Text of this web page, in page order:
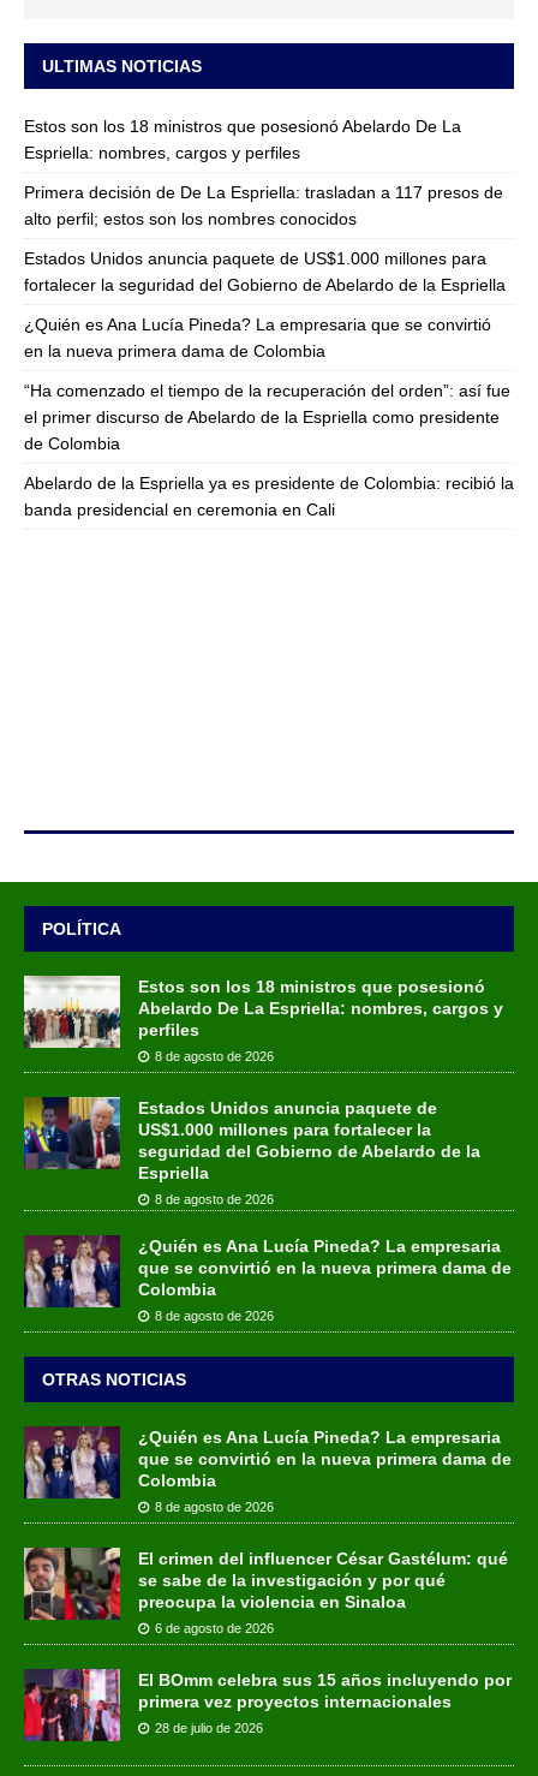
ULTIMAS NOTICIAS
Estos son los 18 ministros que posesionó Abelardo De La
Espriella: nombres, cargos y perfiles
Primera decisión de De La Espriella: trasladan a 117 presos de
alto perfil; estos son los nombres conocidos
Estados Unidos anuncia paquete de US$1.000 millones para
fortalecer la seguridad del Gobierno de Abelardo de la Espriella
¿Quién es Ana Lucía Pineda? La empresaria que se convirtió
en la nueva primera dama de Colombia
“Ha comenzado el tiempo de la recuperación del orden”: así fue
el primer discurso de Abelardo de la Espriella como presidente
de Colombia
Abelardo de la Espriella ya es presidente de Colombia: recibió la
banda presidencial en ceremonia en Cali
POLÍTICA
Estos son los 18 ministros que posesionó
Abelardo De La Espriella: nombres, cargos y
perfiles
8 de agosto de 2026
Estados Unidos anuncia paquete de
US$1.000 millones para fortalecer la
seguridad del Gobierno de Abelardo de la
Espriella
8 de agosto de 2026
¿Quién es Ana Lucía Pineda? La empresaria
que se convirtió en la nueva primera dama de
Colombia
8 de agosto de 2026
OTRAS NOTICIAS
¿Quién es Ana Lucía Pineda? La empresaria
que se convirtió en la nueva primera dama de
Colombia
8 de agosto de 2026
El crimen del influencer César Gastélum: qué
se sabe de la investigación y por qué
preocupa la violencia en Sinaloa
6 de agosto de 2026
El BOmm celebra sus 15 años incluyendo por
primera vez proyectos internacionales
28 de julio de 2026